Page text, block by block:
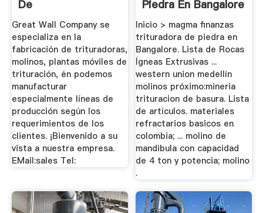
De
Mandíbula,Trituradora
...
Great Wall Company se
especializa en la
fabricación de trituradoras,
molinos, plantas móviles de
trituración, én podemos
manufacturar
especialmente líneas de
producción según los
requerimientos de los
clientes. ¡Bienvenido a su
vista a nuestra empresa.
EMail:sales Tel:
Piedra En Bangalore
Inicio > magma finanzas
trituradora de piedra en
Bangalore. Lista de Rocas
Ígneas Extrusivas ...
western union medellín
molinos próximo:mineria
trituracion de basura. Lista
de artículos. materiales
refractarios basicos en
colombia; ... molino de
mandibula con capacidad
de 4 ton y potencia; molino
.